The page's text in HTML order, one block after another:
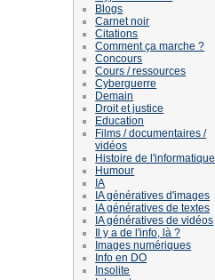
Blogs
Carnet noir
Citations
Comment ça marche ?
Concours
Cours / ressources
Cyberguerre
Demain
Droit et justice
Education
Films / documentaires /
vidéos
Histoire de l'informatique
Humour
IA
IA génératives d'images
IA génératives de textes
IA génératives de vidéos
Il y a de l'info, là ?
Images numériques
Info en DO
Insolite